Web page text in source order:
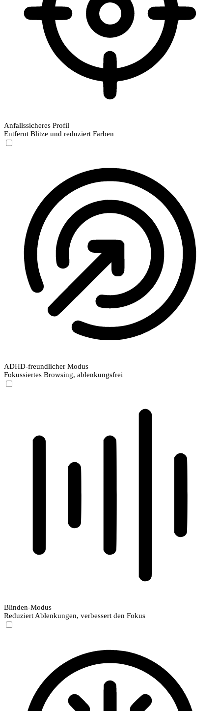
Anfallssicheres Profil
Entfernt Blitze und reduziert Farben
ADHD-freundlicher Modus
Fokussiertes Browsing, ablenkungsfrei
Blinden-Modus
Reduziert Ablenkungen, verbessert den Fokus